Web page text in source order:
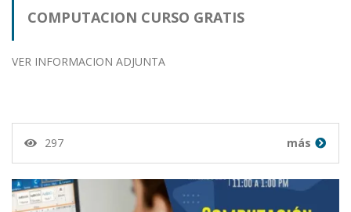
COMPUTACION CURSO GRATIS
VER INFORMACION ADJUNTA
297 más